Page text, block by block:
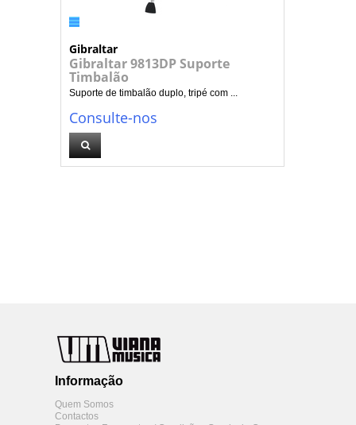
Gibraltar
Gibraltar 9813DP Suporte
Timbalão
Suporte de timbalão duplo, tripé com ...
Consulte-nos
Informação
Quem Somos
Contactos